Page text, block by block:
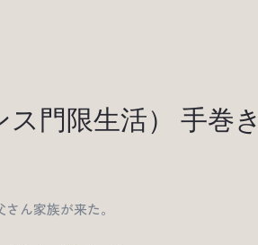
ス門限生活） 手巻
ん家族が来た。